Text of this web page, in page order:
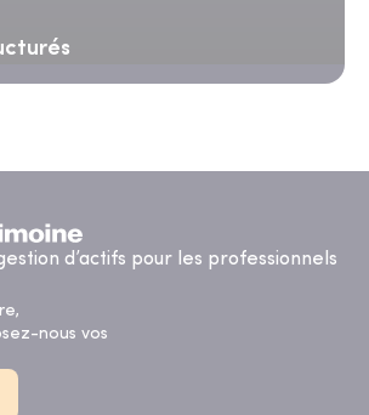
d’actifs pour les professionnels
nous vos